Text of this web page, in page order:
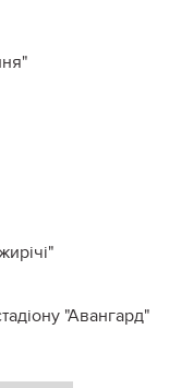
"Авангард"